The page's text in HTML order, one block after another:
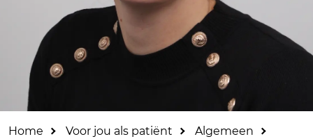
Home Voor jou als patiënt
Algemeen